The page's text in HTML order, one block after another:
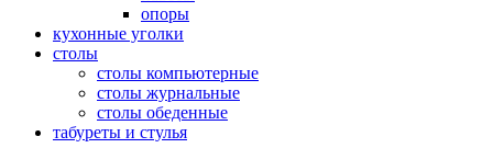
опоры
кухонные уголки
столы
столы компьютерные
столы журнальные
столы обеденные
табуреты и стулья